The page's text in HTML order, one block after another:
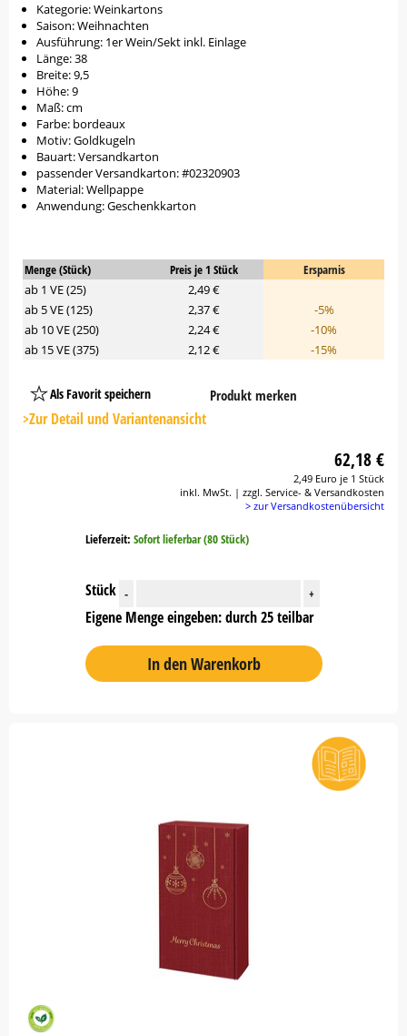
Kategorie: Weinkartons
Saison: Weihnachten
Ausführung: 1er Wein/Sekt inkl. Einlage
Länge: 38
Breite: 9,5
Höhe: 9
Maß: cm
Farbe: bordeaux
Motiv: Goldkugeln
Bauart: Versandkarton
passender Versandkarton: #02320903
Material: Wellpappe
Anwendung: Geschenkkarton
Menge (Stück) Preis je 1 Stück
Ersparnis
ab 1 VE (25)
2,49 €
ab 5 VE (125)
2,37 €
-5%
ab 10 VE (250)
2,24 €
-10%
ab 15 VE (375)
2,12 € -15%
Als Favorit speichern
Platzhalter
Button
Produkt merken
>Zur Detail und Variantenansicht
62,18 €
2,49 Euro je 1 Stück
inkl. MwSt. | zzgl. Service- & Versandkosten
> zur Versandkostenübersicht
Lieferzeit: Sofort lieferbar (80 Stück)
Stück - +
Eigene Menge eingeben: durch 25 teilbar
In den Warenkorb